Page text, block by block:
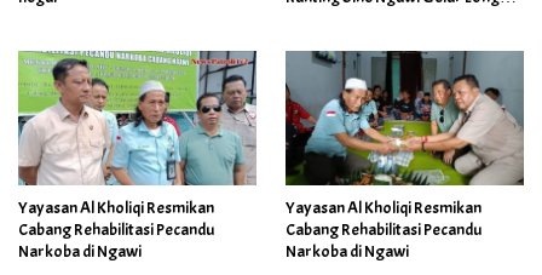
Yayasan Al Kholiqi Resmikan
Cabang Rehabilitasi Pecandu
Narkoba di Ngawi
Yayasan Al Kholiqi Resmikan
Cabang Rehabilitasi Pecandu
Narkoba di Ngawi